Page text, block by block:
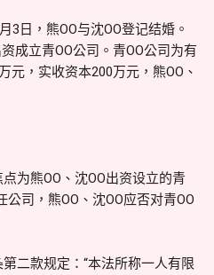
3日，熊OO与沈OO登记结婚。
成立青OO公司。青OO公司为有
元，实收资本200万元，熊OO、
为熊OO、沈OO出资设立的青
司，熊OO、沈OO应否对青OO
二款规定：“本法所称一人有限